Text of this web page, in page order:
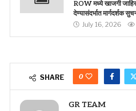
ROW मध्ये खाजगी
देण्यासंदर्भात मार्गदर्शक
July 16, 2026
SHARE 0
GR TEAM